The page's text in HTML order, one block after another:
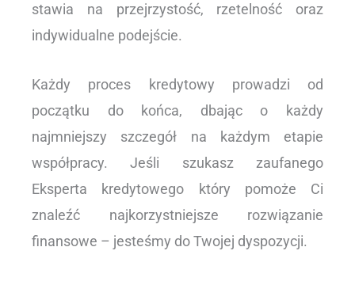
stawia na przejrzystość, rzetelność oraz
indywidualne podejście.
Każdy proces kredytowy prowadzi od
początku do końca, dbając o każdy
najmniejszy szczegół na każdym etapie
współpracy. Jeśli szukasz zaufanego
Eksperta kredytowego który pomoże Ci
znaleźć najkorzystniejsze rozwiązanie
finansowe – jesteśmy do Twojej dyspozycji.